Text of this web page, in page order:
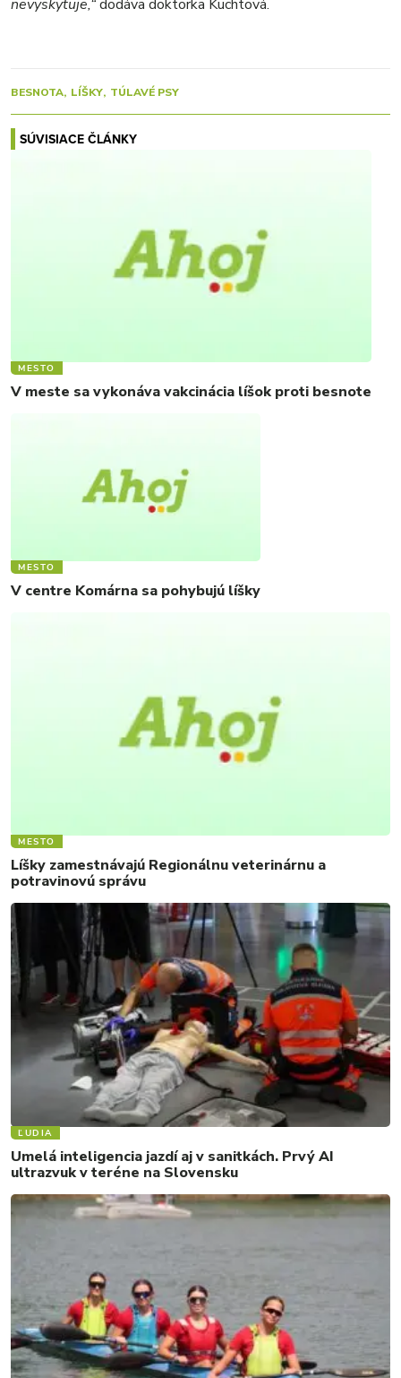
nevyskytuje,“dodáva doktorka Kuchtová.
BESNOTA LÍŠKY TÚLAVÉ PSY
SÚVISIACE ČLÁNKY
MESTO
V meste sa vykonáva vakcinácia líšok proti besnote
MESTO
V centre Komárna sa pohybujú líšky
MESTO
Líšky zamestnávajú Regionálnu veterinárnu a
potravinovú správu
ĽUDIA
Umelá inteligencia jazdí aj v sanitkách. Prvý AI
ultrazvuk v teréne na Slovensku